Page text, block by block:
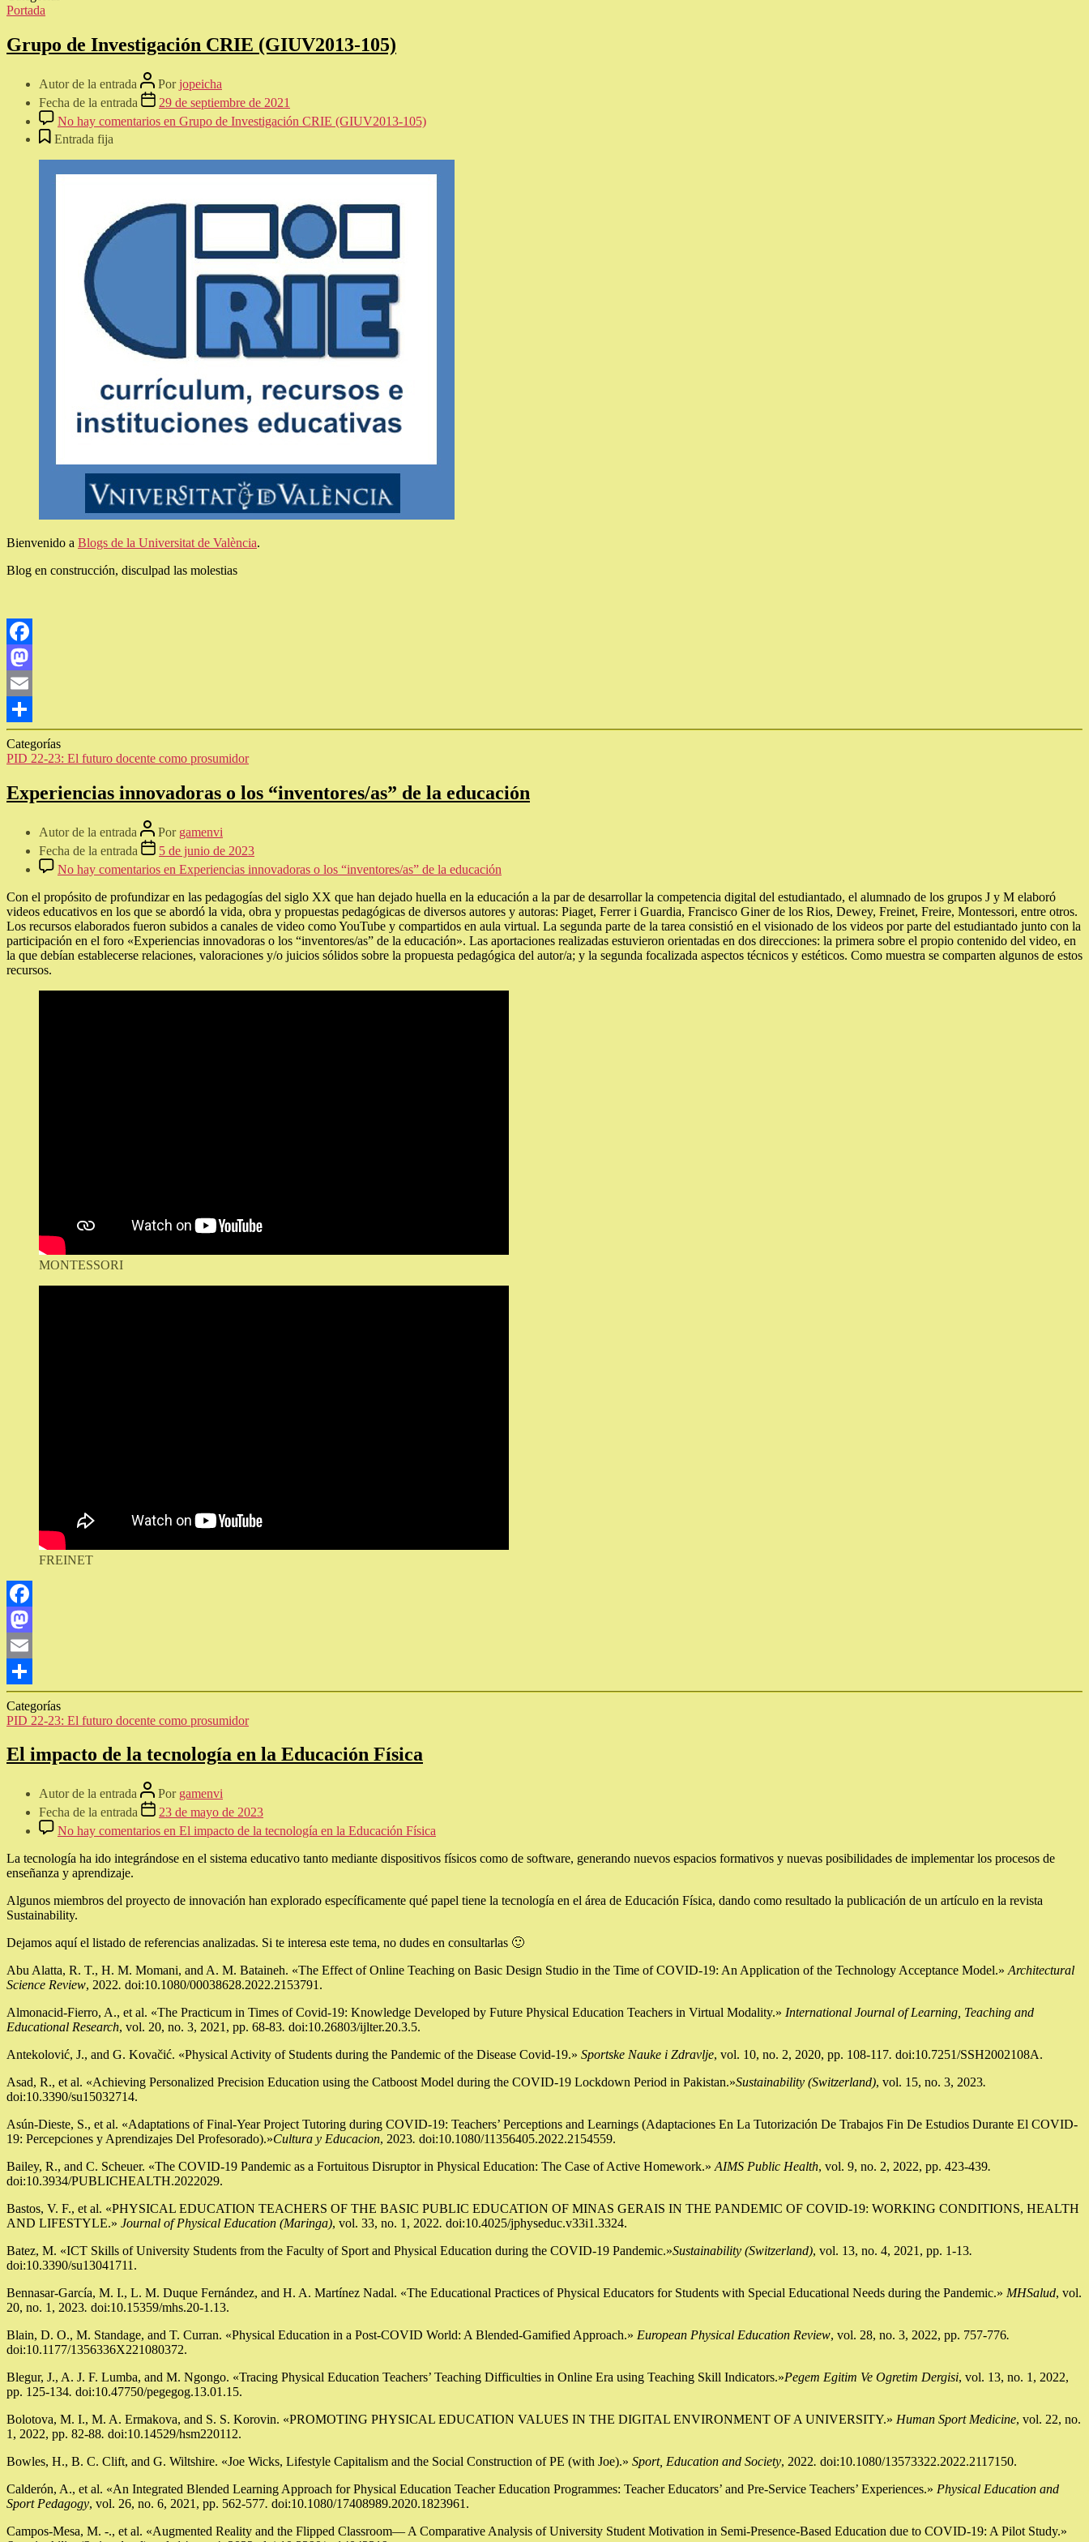
Portada
Grupo de Investigación CRIE (GIUV2013-105)
Autor de la entrada Porjopeicha
Fecha de la entrada
29 de septiembre de 2021
No hay comentarios en Grupo de Investigación CRIE (GIUV2013-105)
Entrada fija
Bienvenido a Blogs de la Universitat de València.
Blog en construcción, disculpad las molestias
Facebook
Mastodon
Email
Compartir
Categorías
PID 22-23: El futuro docente como prosumidor
Experiencias innovadoras o los “inventores/as” de la educación
Autor de la entrada Por gamenvi
Fecha de la entrada
5 de junio de 2023
No hay comentarios en Experiencias innovadoras o los “inventores/as” de la educación
Con el propósito de profundizar en las pedagogías del siglo XX que han dejado huella en la educación a la par de desarrollar la competencia digital del estudiantado, el alumnado de los grupos J y M elaboró
videos educativos en los que se abordó la vida, obra y propuestas pedagógicas de diversos autores y autoras: Piaget, Ferrer i Guardia, Francisco Giner de los Rios, Dewey, Freinet, Freire, Montessori, entre otros.
Los recursos elaborados fueron subidos a canales de video como YouTube y compartidos en aula virtual. La segunda parte de la tarea consistió en el visionado de los videos por parte del estudiantado junto con la
participación en el foro «Experiencias innovadoras o los “inventores/as” de la educación». Las aportaciones realizadas estuvieron orientadas en dos direcciones: la primera sobre el propio contenido del video, en
la que debían establecerse relaciones, valoraciones y/o juicios sólidos sobre la propuesta pedagógica del autor/a; y la segunda focalizada aspectos técnicos y estéticos. Como muestra se comparten algunos de estos
recursos.
MONTESSORI
FREINET
Facebook
Mastodon
Email
Compartir
Categorías
PID 22-23: El futuro docente como prosumidor
El impacto de la tecnología en la Educación Física
Autor de la entrada Por gamenvi
Fecha de la entrada
23 de mayo de 2023
No hay comentarios en El impacto de la tecnología en la Educación Física
La tecnología ha ido integrándose en el sistema educativo tanto mediante dispositivos físicos como de software, generando nuevos espacios formativos y nuevas posibilidades de implementar los procesos de
enseñanza y aprendizaje.
Algunos miembros del proyecto de innovación han explorado específicamente qué papel tiene la tecnología en el área de Educación Física, dando como resultado la publicación de un artículo en la revista
Sustainability.
Dejamos aquí el listado de referencias analizadas. Si te interesa este tema, no dudes en consultarlas 🙂
Abu Alatta, R. T., H. M. Momani, and A. M. Bataineh. «The Effect of Online Teaching on Basic Design Studio in the Time of COVID-19: An Application of the Technology Acceptance Model.» Architectural
Science Review, 2022. doi:10.1080/00038628.2022.2153791.
Almonacid-Fierro, A., et al. «The Practicum in Times of Covid-19: Knowledge Developed by Future Physical Education Teachers in Virtual Modality.» International Journal of Learning, Teaching and
Educational Research, vol. 20, no. 3, 2021, pp. 68-83. doi:10.26803/ijlter.20.3.5.
Antekolović, J., and G. Kovačić. «Physical Activity of Students during the Pandemic of the Disease Covid-19.» Sportske Nauke i Zdravlje, vol. 10, no. 2, 2020, pp. 108-117. doi:10.7251/SSH2002108A.
Asad, R., et al. «Achieving Personalized Precision Education using the Catboost Model during the COVID-19 Lockdown Period in Pakistan.»Sustainability (Switzerland), vol. 15, no. 3, 2023.
doi:10.3390/su15032714.
Asún-Dieste, S., et al. «Adaptations of Final-Year Project Tutoring during COVID-19: Teachers’ Perceptions and Learnings (Adaptaciones En La Tutorización De Trabajos Fin De Estudios Durante El COVID-
19: Percepciones y Aprendizajes Del Profesorado).»Cultura y Educacion, 2023. doi:10.1080/11356405.2022.2154559.
Bailey, R., and C. Scheuer. «The COVID-19 Pandemic as a Fortuitous Disruptor in Physical Education: The Case of Active Homework.» AIMS Public Health, vol. 9, no. 2, 2022, pp. 423-439.
doi:10.3934/PUBLICHEALTH.2022029.
Bastos, V. F., et al. «PHYSICAL EDUCATION TEACHERS OF THE BASIC PUBLIC EDUCATION OF MINAS GERAIS IN THE PANDEMIC OF COVID-19: WORKING CONDITIONS, HEALTH
AND LIFESTYLE.» Journal of Physical Education (Maringa), vol. 33, no. 1, 2022. doi:10.4025/jphyseduc.v33i1.3324.
Batez, M. «ICT Skills of University Students from the Faculty of Sport and Physical Education during the COVID-19 Pandemic.»Sustainability (Switzerland), vol. 13, no. 4, 2021, pp. 1-13.
doi:10.3390/su13041711.
Bennasar-García, M. I., L. M. Duque Fernández, and H. A. Martínez Nadal. «The Educational Practices of Physical Educators for Students with Special Educational Needs during the Pandemic.» MHSalud, vol.
20, no. 1, 2023. doi:10.15359/mhs.20-1.13.
Blain, D. O., M. Standage, and T. Curran. «Physical Education in a Post-COVID World: A Blended-Gamified Approach.» European Physical Education Review, vol. 28, no. 3, 2022, pp. 757-776.
doi:10.1177/1356336X221080372.
Blegur, J., A. J. F. Lumba, and M. Ngongo. «Tracing Physical Education Teachers’ Teaching Difficulties in Online Era using Teaching Skill Indicators.»Pegem Egitim Ve Ogretim Dergisi, vol. 13, no. 1, 2022,
pp. 125-134. doi:10.47750/pegegog.13.01.15.
Bolotova, M. I., M. A. Ermakova, and S. S. Korovin. «PROMOTING PHYSICAL EDUCATION VALUES IN THE DIGITAL ENVIRONMENT OF A UNIVERSITY.» Human Sport Medicine, vol. 22, no.
1, 2022, pp. 82-88. doi:10.14529/hsm220112.
Bowles, H., B. C. Clift, and G. Wiltshire. «Joe Wicks, Lifestyle Capitalism and the Social Construction of PE (with Joe).» Sport, Education and Society, 2022. doi:10.1080/13573322.2022.2117150.
Calderón, A., et al. «An Integrated Blended Learning Approach for Physical Education Teacher Education Programmes: Teacher Educators’ and Pre-Service Teachers’ Experiences.» Physical Education and
Sport Pedagogy, vol. 26, no. 6, 2021, pp. 562-577. doi:10.1080/17408989.2020.1823961.
Campos-Mesa, M. -., et al. «Augmented Reality and the Flipped Classroom— A Comparative Analysis of University Student Motivation in Semi-Presence-Based Education due to COVID-19: A Pilot Study.»